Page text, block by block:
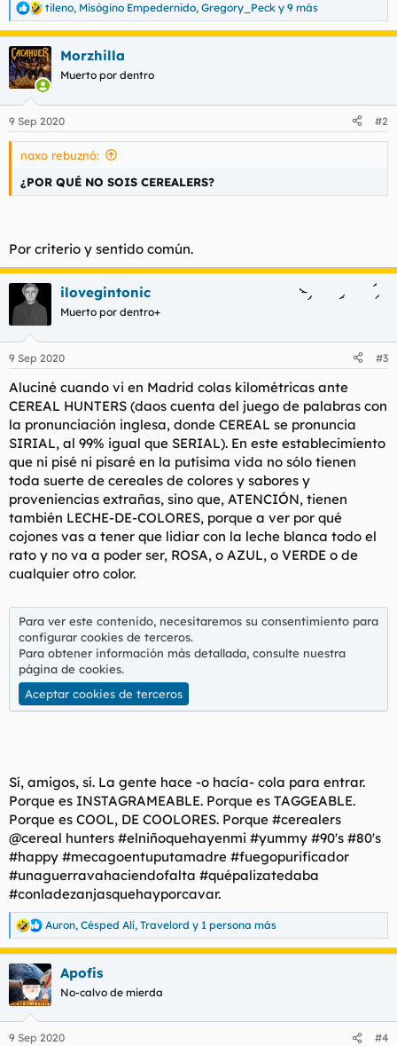
R
e
c
c
i
e
s
tileno, Misógino Empedernido, Gregory_Peck y 9 más
Morzhilla
Muerto por dentro
9 Sep 2020 #2
naxo rebuznó:
¿POR QUÉ NO SOIS CEREALERS?
Por criterio y sentido común.
ilovegintonic
Muerto por dentro+
9 Sep 2020 #3
Aluciné cuando vi en Madrid colas kilométricas ante
CEREAL HUNTERS (daos cuenta del juego de palabras con
la pronunciación inglesa, donde CEREAL se pronuncia
SIRIAL, al 99% igual que SERIAL). En este establecimiento
que ni pisé ni pisaré en la putísima vida no sólo tienen
toda suerte de cereales de colores y sabores y
proveniencias extrañas, sino que, ATENCIÓN, tienen
también LECHE-DE-COLORES, porque a ver por qué
cojones vas a tener que lidiar con la leche blanca todo el
rato y no va a poder ser, ROSA, o AZUL, o VERDE o de
cualquier otro color.
Para ver este contenido, necesitaremos su consentimiento para
configurar cookies de terceros.
Para obtener información más detallada, consulte nuestra
página de cookies.
Aceptar cookies de terceros
Sí, amigos, sí. La gente hace -o hacía- cola para entrar.
Porque es INSTAGRAMEABLE. Porque es TAGGEABLE.
Porque es COOL, DE COOLORES. Porque #cerealers
@cereal hunters #elniñoquehayenmi #yummy #90's #80's
#happy #mecagoentuputamadre #fuegopurificador
#unaguerravahaciendofalta #quépalizatedaba
#conladezanjasquehayporcavar.
R
e
a
c
c
i
Auron, Césped Alí, Travelord y 1 persona más
Apofis
No-calvo de mierda
9 Sep 2020 #4